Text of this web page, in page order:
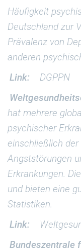
Häufigkeit
Deutschland zur
Prävalenz von
anderen
Link:
DGPPN
hat mehrere
psychischer
einschließlich der
Angststörungen
Erkrankungen.
und bieten eine
Statistiken.
Link:
Bundeszentrale